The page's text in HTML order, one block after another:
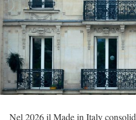
Nel 2026 il Made in Italy